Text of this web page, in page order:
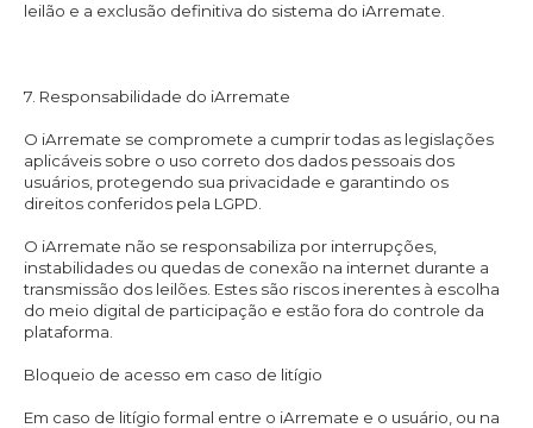
leilão e a exclusão definitiva do sistema do iArremate.
7. Responsabilidade do iArremate
O iArremate se compromete a cumprir todas as legislações
aplicáveis sobre o uso correto dos dados pessoais dos
usuários, protegendo sua privacidade e garantindo os
direitos conferidos pela LGPD.
O iArremate não se responsabiliza por interrupções,
instabilidades ou quedas de conexão na internet durante a
transmissão dos leilões. Estes são riscos inerentes à escolha
do meio digital de participação e estão fora do controle da
plataforma.
Bloqueio de acesso em caso de litígio
Em caso de litígio formal entre o iArremate e o usuário, ou na